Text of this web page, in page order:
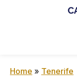
Home » Tenerife